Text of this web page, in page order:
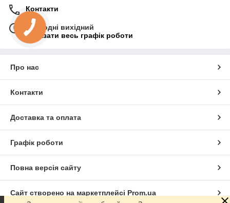
Контакти
Сьогодні вихідний
Показати весь графік роботи
Про нас
Контакти
Доставка та оплата
Графік роботи
Повна версія сайту
Сайт створено на маркетплейсі Prom.ua